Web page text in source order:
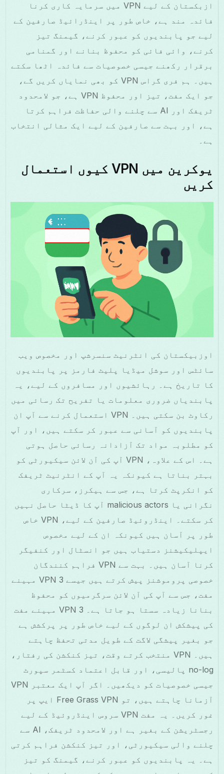
ازبکستان کے لیے VPN میں سرمایہ کاری کرنا
فائدہ مند ہے، خاص طور پر اینڈرائیڈ صارفین کے
لیے جو پابندیوں کو عبور کرنے، گیمنگ تیز
کرنے، وائی فائی کو محفوظ بنانے اور گمنامی
برقرار رکھنے جیسی خصوصیات سے فائدہ اٹھا سکتے
ہیں۔ ہم فری گراس VPN کو بھی نمایاں کریں گے،
جو ایک مفت، تیز اور محفوظ VPN ہے، جو لامحدود
ٹریفک اور AI سے چلنے والی حفاظت فراہم کرتا
ہے، اور بہت سے صارفین کے لیے ایک مثالی انتخاب
ہے۔
یوکرین میں VPN کیوں استعمال
کریں
اوزبیکستان کی انٹرنیٹ سنسرشپ اور مخصوص ویب
سائٹس اور سوشل میڈیا پلیٹ فارمز پر پابندیوں
کا تاریخ ہے۔ رہائشیوں اور مسافروں کے لیے، یہ
پابندیاں ضروری معلومات یا تفریح تک رسائی میں
رکاوٹ بن سکتی ہیں۔ VPN استعمال کرنے سے آپ ان
پابندیوں کو آسانی سے عبور کر سکتے ہیں، اور آپ
کو مطلوبہ مواد تک آزادانہ رسائی حاصل ہوتی
ہے۔ اس کے علاوہ، VPN آپ کی آن لائن سیکیورٹی کو
بہتر بناتا ہے کیونکہ یہ آپ کے انٹرنیٹ ٹریفک
کو انکرپٹ کرتا ہے، جس سے ہیکرز، سرکاری
نگرانی یا malicious actors آپ کا ڈیٹا حاصل نہیں
کر سکتے۔ اینڈروئیڈ صارفین کے لیے، VPN خاص
طور پر آسان ہیں کیونکہ ان کے لیے مخصوص
ایپلیکیشنز دستیاب ہیں جو انسٹال اور کنفیگر
کرنا آسان ہیں۔ بہت سے VPN فراہم کنندگان
خصوصی پروموشنز پیش کرتے ہیں جیسے VPN 3 مہینے
مفت، جس سے آپ کی آن لائن سرگرمیوں کو محفوظ
بنانا زیادہ سستا ہو جاتا ہے۔ VPN 3 مہینے مفت
کی پیشکش ان لوگوں کے لیے خاص طور پر پرکشش ہے
جو بغیر پیشگی لاگت کے طویل مدتی تحفظ چاہتے
ہیں۔ VPN منتخب کرتے وقت، تیز کنکشن کی رفتار،
no-log پالیسی، اور قابل اعتماد کسٹمر سپورٹ
جیسی خصوصیات کو دیکھیں۔ اگر آپ ایک معتبر VPN
آزمانا چاہتے ہیں، تو Free Grass VPN ایپ پر
غور کریں۔ یہ مفت VPN سروس اینڈروئیڈ کے لیے
رجسٹریشن کے بغیر ہے اور لامحدود ٹریفک، AI سے
چلنے والی سیکیورٹی، اور تیز کنکشن فراہم کرتی
ہے۔ یہ پابندیوں کو عبور کرنے، گیمنگ کو تیز